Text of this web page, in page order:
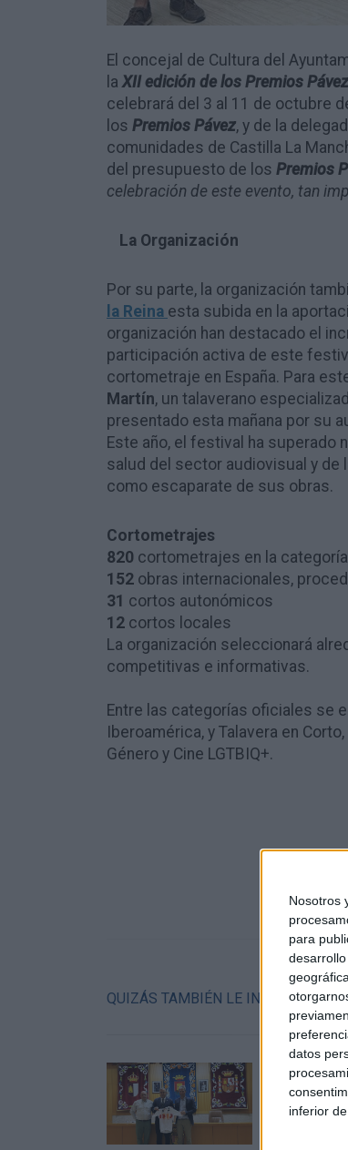
Nosotros
para
desarrollo
datos
inferior
El concejal de Cultura del
la XII edición de los Premios Pávez
celebrará del 3 al 11 de octubre
los Premios Pávez, y de la
comunidades de Castilla La
del presupuesto de los Premios
celebración de este evento, tan
La Organización
Por su parte, la organización
la Reina esta subida en la
organización han destacado el
participación activa de este
cortometraje en España. Para
Martín, un talaverano
presentado esta mañana por su
Este año, el festival ha superado
salud del sector audiovisual y de
como escaparate de sus obras.
Cortometrajes
820 cortometrajes en la categoría
152 obras internacionales,
31 cortos autonómicos
12 cortos locales
La organización seleccionará
competitivas e informativas.
Entre las categorías oficiales se
Iberoamérica, y Talavera en
Género y Cine LGTBIQ+.
QUIZÁS TAMBIÉN LE INTERESE::